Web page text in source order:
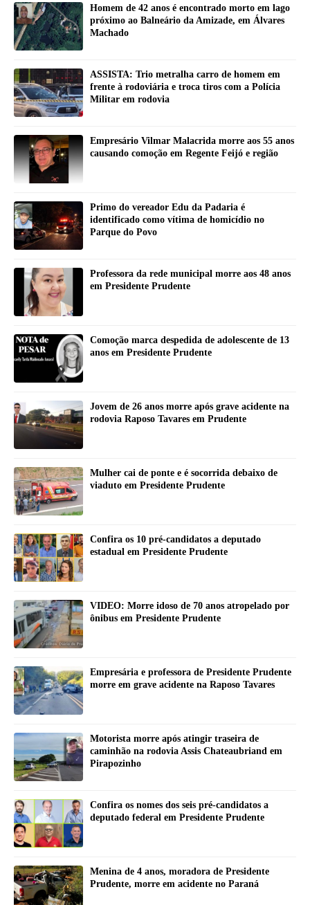
Homem de 42 anos é encontrado morto em lago
próximo ao Balneário da Amizade, em Álvares
Machado
ASSISTA: Trio metralha carro de homem em
frente à rodoviária e troca tiros com a Polícia
Militar em rodovia
Empresário Vilmar Malacrida morre aos 55 anos
causando comoção em Regente Feijó e região
Primo do vereador Edu da Padaria é
identificado como vítima de homicídio no
Parque do Povo
Professora da rede municipal morre aos 48 anos
em Presidente Prudente
Comoção marca despedida de adolescente de 13
anos em Presidente Prudente
Jovem de 26 anos morre após grave acidente na
rodovia Raposo Tavares em Prudente
Mulher cai de ponte e é socorrida debaixo de
viaduto em Presidente Prudente
Confira os 10 pré-candidatos a deputado
estadual em Presidente Prudente
VIDEO: Morre idoso de 70 anos atropelado por
ônibus em Presidente Prudente
Empresária e professora de Presidente Prudente
morre em grave acidente na Raposo Tavares
Motorista morre após atingir traseira de
caminhão na rodovia Assis Chateaubriand em
Pirapozinho
Confira os nomes dos seis pré-candidatos a
deputado federal em Presidente Prudente
Menina de 4 anos, moradora de Presidente
Prudente, morre em acidente no Paraná